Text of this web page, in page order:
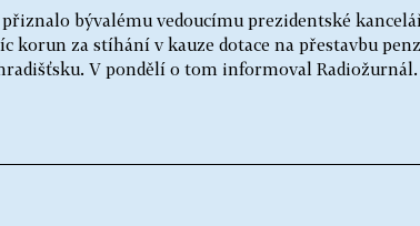
bývalému vedoucímu prezidentské
korun za stíhání v kauze dotace na přestavbu
V pondělí o tom informoval Radiožurnál.